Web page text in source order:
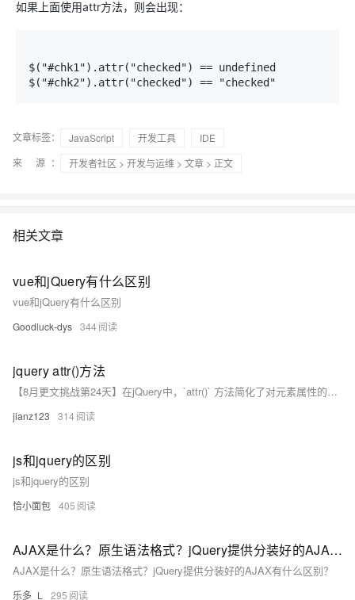
如果上面使用attr方法，则会出现：
$("#chk1").attr("checked") == undefined
$("#chk2").attr("checked") == "checked"
文章标签： JavaScript 开发工具
IDE
来 源：
开发者社区 > 开发与运维 > 文章 > 正文
相关文章
vue和jQuery有什么区别
vue和jQuery有什么区别
Goodluck-dys 344
jquery attr()方法
【8月更文挑战第24天】在jQuery中，`attr()` 方法简化了对元素属性的操作。它可获取或设置属性值，支持四种用法：1) `attr(属性名)` 获取属性值；2) `attr(属性名, 属性值)` 设置属性值；3) `attr(属性名, 函数)` 设置动态属性值；4) `attr(属性对象)` 批量设置多个属性值。例如，获取或修改列表项的 `title` 或 `value` 属性。此外，`removeAttr()` 可用于删除属性。这极大地提高了DOM操作的效率和便捷性。
jianz123 314
js和jquery的区别
js和jquery的区别
恰小面包 405
AJAX是什么？原生语法格式？jQuery提供分装好的AJAX有什么区别？
AJAX是什么？原生语法格式？jQuery提供分装好的AJAX有什么区别？
乐多_L 295